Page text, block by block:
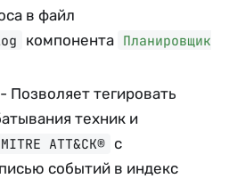
в файл
компонента Планировщик
- Позволяет тегировать
техник и
MITRE ATT&CK® с
событий в индекс